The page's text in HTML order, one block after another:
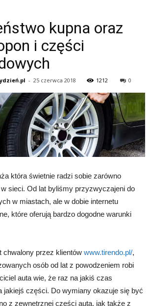
kupna oraz
i części
- 25 czerwca 2018 1212 0
która świetnie radzi sobie zarówno
sieci. Od lat byliśmy przyzwyczajeni do
w miastach, ale w dobie internetu
które oferują bardzo dogodne warunki
chwalony przez klientów www.tirendo.pl/,
osób od lat z powodzeniem robi
auta wie, że raz na jakiś czas
jakiejś części. Do wymiany okazuje się być
z zewnętrznej części auta, jak także z